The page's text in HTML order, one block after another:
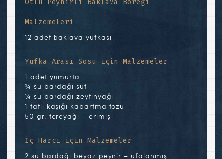
Otlu Peynirli Baklava Böreği
Malzemeleri
12 adet baklava yufkası
Yufka Arası Sosu için Malzemeler
1 adet yumurta
¾ su bardağı süt
¼ su bardağı zeytinyağı
1 tatlı kaşığı kabartma tozu
50 gr. tereyağı – erimiş
İç Harcı için Malzemeler
2 su bardağı beyaz peynir – ufalanmış